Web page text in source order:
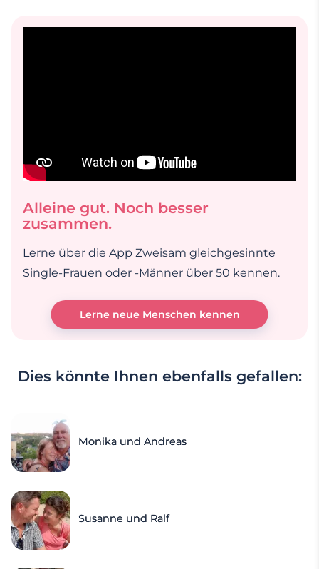
Alleine gut. Noch besser
zusammen.
Lerne über die App Zweisam gleichgesinnte
Single-Frauen oder -Männer über 50 kennen.
Lerne neue Menschen kennen
Dies könnte Ihnen ebenfalls gefallen:
Monika und Andreas
Susanne und Ralf